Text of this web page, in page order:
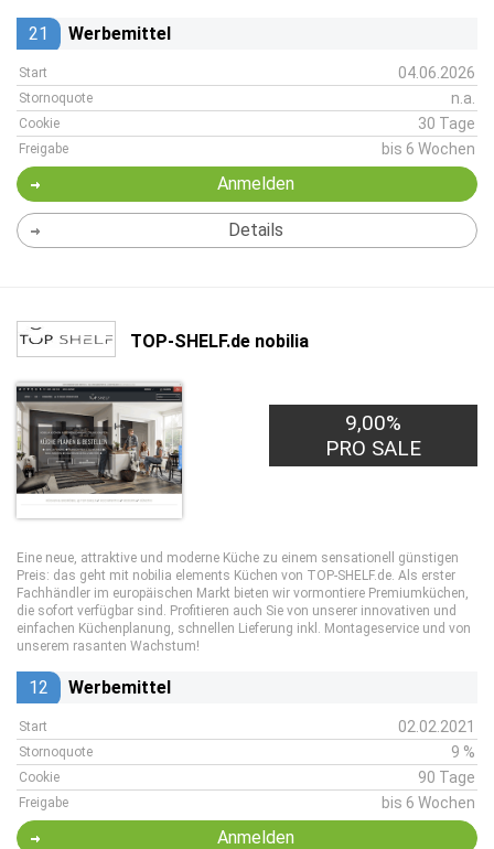
21 Werbemittel
Start 04.06.2026
Stornoquote n.a.
Cookie 30 Tage
Freigabe bis 6 Wochen
Anmelden
Details
TOP-SHELF.de nobilia
9,00%
PRO SALE
Eine neue, attraktive und moderne Küche zu einem sensationell günstigen
Preis: das geht mit nobilia elements Küchen von TOP-SHELF.de. Als erster
Fachhändler im europäischen Markt bieten wir vormontiere Premiumküchen,
die sofort verfügbar sind. Profitieren auch Sie von unserer innovativen und
einfachen Küchenplanung, schnellen Lieferung inkl. Montageservice und von
unserem rasanten Wachstum!
12 Werbemittel
Start 02.02.2021
Stornoquote 9 %
Cookie 90 Tage
Freigabe bis 6 Wochen
Anmelden